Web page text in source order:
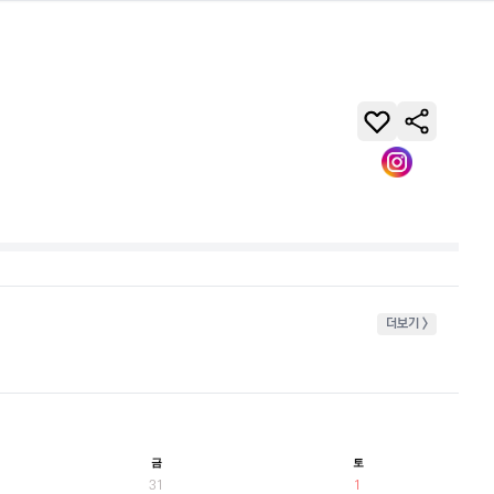
더보기 >
금 토
31 1